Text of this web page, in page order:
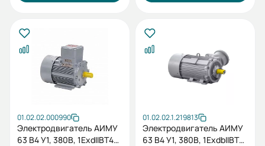
01.02.02.000990
Электродвигатель АИМУ
63 В4 У1, 380В, 1ExdIIBT4
01.02.02.1.219813
Электродвигатель АИМУ
63 В4 У1, 380В, 1ExdbIIBT4